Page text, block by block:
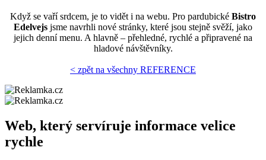
Když se vaří srdcem, je to vidět i na webu. Pro pardubické Bistro
Edelvejs jsme navrhli nové stránky, které jsou stejně svěží, jako
jejich denní menu. A hlavně – přehledné, rychlé a připravené na
hladové návštěvníky.
< zpět na všechny REFERENCE
Web, který servíruje informace velice
rychle